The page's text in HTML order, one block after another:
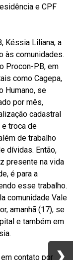
e CPF
Késsia Liliana, a
às comunidades.
Procon-PB, em
como Cagepa,
Humano, se
por mês,
cadastral
troca de
de trabalho
dívidas. Então,
presente na vida
é para a
esse trabalho.
comunidade Vale
amanhã (17), se
e também em
contato por ❯
❯